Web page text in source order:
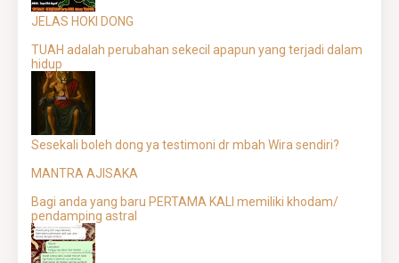
JELAS HOKI DONG
TUAH adalah perubahan sekecil apapun yang terjadi dalam
hidup
Sesekali boleh dong ya testimoni dr mbah Wira sendiri?
MANTRA AJISAKA
Bagi anda yang baru PERTAMA KALI memiliki khodam/
pendamping astral